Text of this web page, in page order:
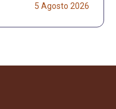
5 Agosto 2026